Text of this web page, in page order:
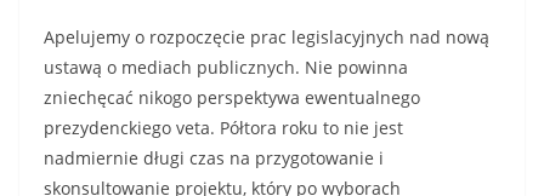
Apelujemy o rozpoczęcie prac legislacyjnych nad nową
ustawą o mediach publicznych. Nie powinna
zniechęcać nikogo perspektywa ewentualnego
prezydenckiego veta. Półtora roku to nie jest
nadmiernie długi czas na przygotowanie i
skonsultowanie projektu, który po wyborach